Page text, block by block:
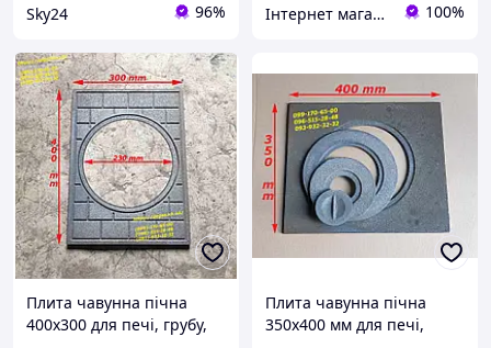
Sky24 96% Інтернет магазин Пегас 100%
Плита чавунна пічна
400х300 для печі, грубу,
Плита чавунна пічна
350х400 мм для печі,